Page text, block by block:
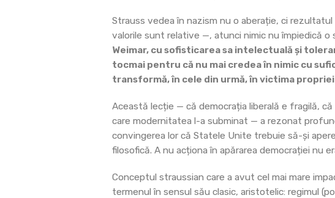
Strauss vedea în nazism nu o aberație, ci
valorile sunt relative —, atunci nimic nu împiedică
Weimar, cu sofisticarea sa intelectuală și
tocmai pentru că nu mai credea în nimic cu
transformă, în cele din urmă, în victima
Această lecție — că democrația liberală e fragilă,
care modernitatea l-a subminat — a rezonat
convingerea lor că Statele Unite trebuie să-și
filosofică. A nu acționa în apărarea democrației nu
Conceptul straussian care a avut cel mai mare
termenul în sensul său clasic, aristotelic: regimul